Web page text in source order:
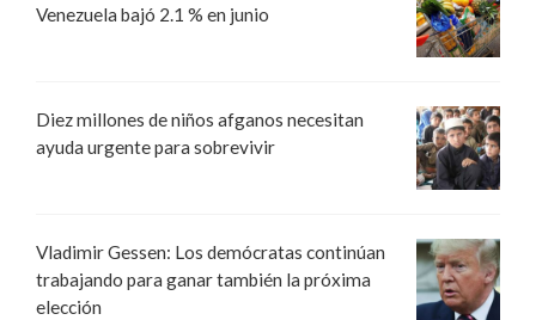
Venezuela bajó 2.1 % en junio
Diez millones de niños afganos necesitan
ayuda urgente para sobrevivir
Vladimir Gessen: Los demócratas continúan
trabajando para ganar también la próxima
elección